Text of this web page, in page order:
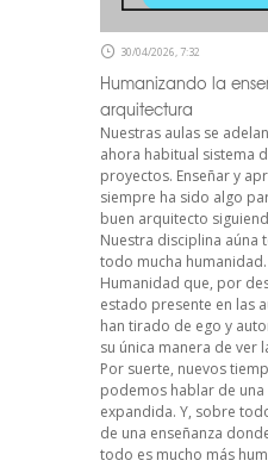
30/04/2026, 7:32
Humanizando la
arquitectura
Nuestras aulas se
ahora habitual sistema
proyectos. Enseñar y
siempre ha sido algo
buen arquitecto
Nuestra disciplina aúna
todo mucha humanidad.
Humanidad que, por
estado presente en las
han tirado de ego y
su única manera de ver
Por suerte, nuevos
podemos hablar de
expandida. Y, sobre
de una enseñanza
todo es mucho más